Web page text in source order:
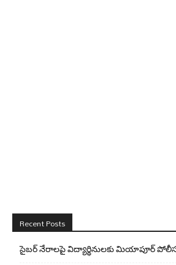
Recent Posts
సైబర్ నేరాలపై విద్యార్థినులకు మియాపూర్